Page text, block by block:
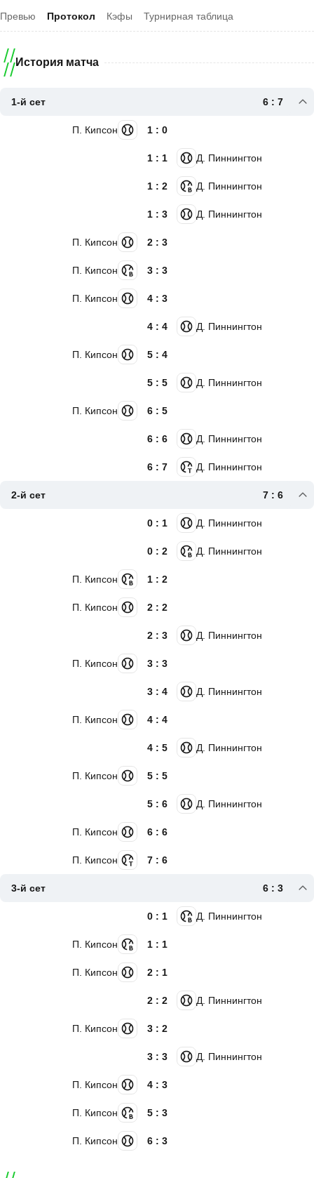
Превью Протокол Кэфы Турнирная таблица
История матча
1-й сет 6 : 7
П. Кипсон 1 : 0
Д. Пиннингтон
1 : 1
Д. Пиннингтон
1 : 2
Д. Пиннингтон
1 : 3
П. Кипсон 2 : 3
П. Кипсон 3 : 3
П. Кипсон 4 : 3
Д. Пиннингтон
4 : 4
П. Кипсон 5 : 4
Д. Пиннингтон
5 : 5
П. Кипсон 6 : 5
Д. Пиннингтон
6 : 6
Д. Пиннингтон
6 : 7
2-й сет 7 : 6
Д. Пиннингтон
0 : 1
Д. Пиннингтон
0 : 2
П. Кипсон 1 : 2
П. Кипсон 2 : 2
Д. Пиннингтон
2 : 3
П. Кипсон 3 : 3
Д. Пиннингтон
3 : 4
П. Кипсон 4 : 4
Д. Пиннингтон
4 : 5
П. Кипсон 5 : 5
Д. Пиннингтон
5 : 6
П. Кипсон 6 : 6
П. Кипсон 7 : 6
3-й сет 6 : 3
Д. Пиннингтон
0 : 1
П. Кипсон 1 : 1
П. Кипсон 2 : 1
Д. Пиннингтон
2 : 2
П. Кипсон 3 : 2
Д. Пиннингтон
3 : 3
П. Кипсон 4 : 3
П. Кипсон 5 : 3
П. Кипсон 6 : 3